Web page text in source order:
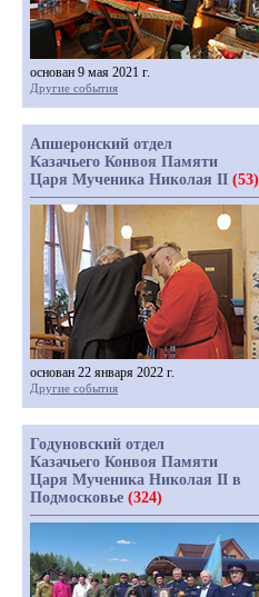
основан 9 мая 2021 г.
Другие события
Апшеронский отдел
Казачьего Конвоя Памяти
Царя Мученика Николая II (53)
основан 22 января 2022 г.
Другие события
Годуновский отдел
Казачьего Конвоя Памяти
Царя Мученика Николая II в
Подмосковье (324)